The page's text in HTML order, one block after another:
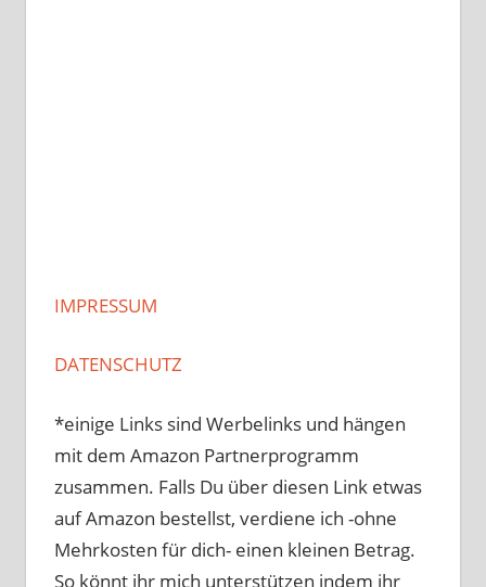
IMPRESSUM
DATENSCHUTZ
*einige Links sind Werbelinks und hängen
mit dem Amazon Partnerprogramm
zusammen. Falls Du über diesen Link etwas
auf Amazon bestellst, verdiene ich -ohne
Mehrkosten für dich- einen kleinen Betrag.
So könnt ihr mich unterstützen indem ihr